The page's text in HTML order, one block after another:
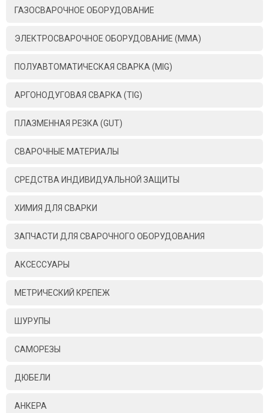
ГАЗОСВАРОЧНОЕ ОБОРУДОВАНИЕ
ЭЛЕКТРОСВАРОЧНОЕ ОБОРУДОВАНИЕ (MMA)
ПОЛУАВТОМАТИЧЕСКАЯ СВАРКА (MIG)
АРГОНОДУГОВАЯ СВАРКА (TIG)
ПЛАЗМЕННАЯ РЕЗКА (GUT)
СВАРОЧНЫЕ МАТЕРИАЛЫ
СРЕДСТВА ИНДИВИДУАЛЬНОЙ ЗАЩИТЫ
ХИМИЯ ДЛЯ СВАРКИ
ЗАПЧАСТИ ДЛЯ СВАРОЧНОГО ОБОРУДОВАНИЯ
АКСЕССУАРЫ
МЕТРИЧЕСКИЙ КРЕПЕЖ
ШУРУПЫ
САМОРЕЗЫ
ДЮБЕЛИ
АНКЕРА